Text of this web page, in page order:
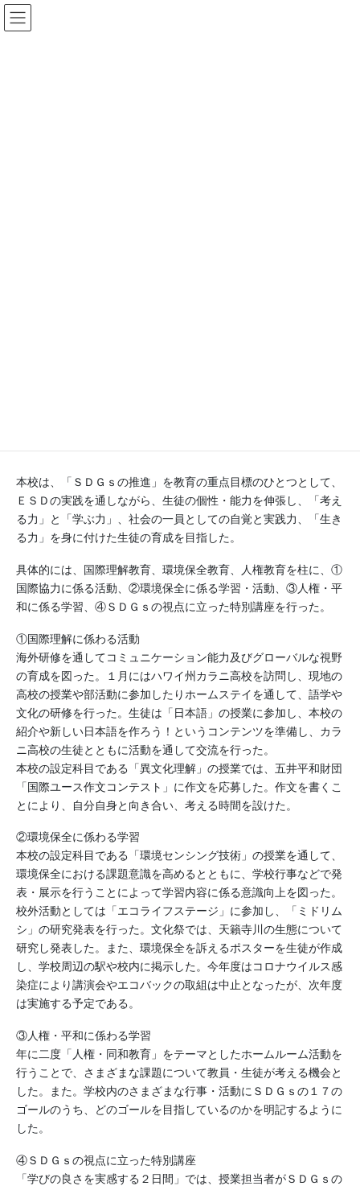
コ
ン
ナ
ビ
本校は、「ＳＤＧｓの推進」を教育の重点目標のひとつとして、
ＥＳＤの実践を通しながら、生徒の個性・能力を伸張し、「考え
る力」と「学ぶ力」、社会の一員としての自覚と実践力、「生き
る力」を身に付けた生徒の育成を目指した。
具体的には、国際理解教育、環境保全教育、人権教育を柱に、①
国際協力に係る活動、②環境保全に係る学習・活動、③人権・平
和に係る学習、④ＳＤＧｓの視点に立った特別講座を行った。
①国際理解に係わる活動
海外研修を通してコミュニケーション能力及びグローバルな視野
の育成を図った。１月にはハワイ州カラニ高校を訪問し、現地の
高校の授業や部活動に参加したりホームステイを通して、語学や
文化の研修を行った。生徒は「日本語」の授業に参加し、本校の
紹介や新しい日本語を作ろう！というコンテンツを準備し、カラ
ニ高校の生徒とともに活動を通して交流を行った。
本校の設定科目である「異文化理解」の授業では、五井平和財団
「国際ユース作文コンテスト」に作文を応募した。作文を書くこ
とにより、自分自身と向き合い、考える時間を設けた。
②環境保全に係わる学習
本校の設定科目である「環境センシング技術」の授業を通して、
環境保全における課題意識を高めるとともに、学校行事などで発
表・展示を行うことによって学習内容に係る意識向上を図った。
校外活動としては「エコライフステージ」に参加し、「ミドリム
シ」の研究発表を行った。文化祭では、天籟寺川の生態について
研究し発表した。また、環境保全を訴えるポスターを生徒が作成
し、学校周辺の駅や校内に掲示した。今年度はコロナウイルス感
染症により講演会やエコバックの取組は中止となったが、次年度
は実施する予定である。
③人権・平和に係わる学習
年に二度「人権・同和教育」をテーマとしたホームルーム活動を
行うことで、さまざまな課題について教員・生徒が考える機会と
した。また。学校内のさまざまな行事・活動にＳＤＧｓの１７の
ゴールのうち、どのゴールを目指しているのかを明記するように
した。
④ＳＤＧｓの視点に立った特別講座
「学びの良さを実感する２日間」では、授業担当者がＳＤＧｓの